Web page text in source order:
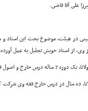
على آقا قاضى.
در هیئت، موضوع بحث این استاد و
وى، از استاد خویش تجلیل به عمل
خارج و اصول فقه را از وى آموخته است.
ده سال در درس خارج فقه وى شرکت